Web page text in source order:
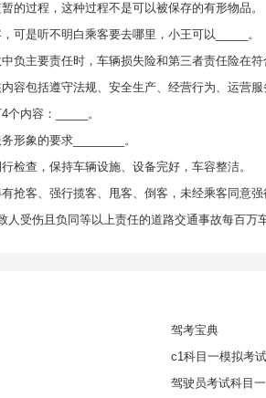
的过程，这种过程不是可以被保存的有形物品。
可是听不明白乘客要去哪里，小王可以_____。
负主要责任时，车辆损失险和第三者责任险在符
容包括遵守法规、安全生产、经营行为、运营服
内容：_____。
形象的要求________。
检查，保持车辆设施、设备完好，车容整洁。
抢客、强行揽客、甩客、倒客，未经乘客同意强
受伤且负同等以上责任的道路交通事故每百万
驾考宝典
c1科目一模拟考
驾驶员考试科目一